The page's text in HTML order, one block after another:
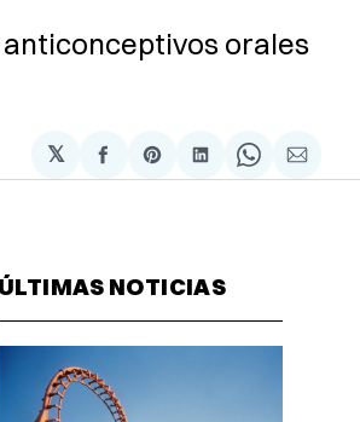
orales
𝕏
Compartir
en
Share
on
Compartir
en
Share
on
via
ÚLTIMAS NOTICIAS